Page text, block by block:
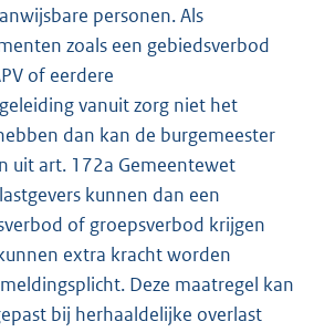
personen. Als
zoals een gebiedsverbod
of eerdere
vanuit zorg niet het
dan kan de burgemeester
uit art. 172a Gemeentewet
kunnen dan een
of groepsverbod krijgen
extra kracht worden
Deze maatregel kan
bij herhaaldelijke overlast